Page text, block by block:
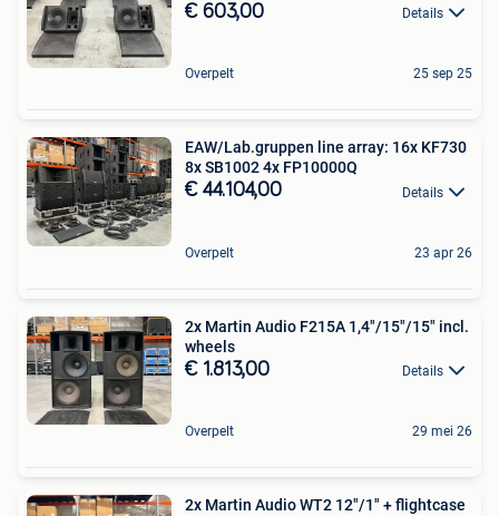
€ 603,00 Details
Overpelt 25 sep 25
EAW/Lab.gruppen line array: 16x KF730
8x SB1002 4x FP10000Q
€ 44.104,00 Details
Overpelt 23 apr 26
2x Martin Audio F215A 1,4"/15"/15" incl.
wheels
€ 1.813,00 Details
Overpelt 29 mei 26
2x Martin Audio WT2 12"/1" + flightcase